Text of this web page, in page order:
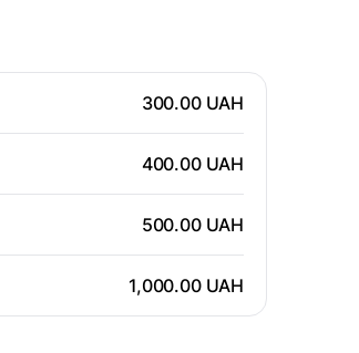
300.00 UAH
400.00 UAH
500.00 UAH
1,000.00 UAH